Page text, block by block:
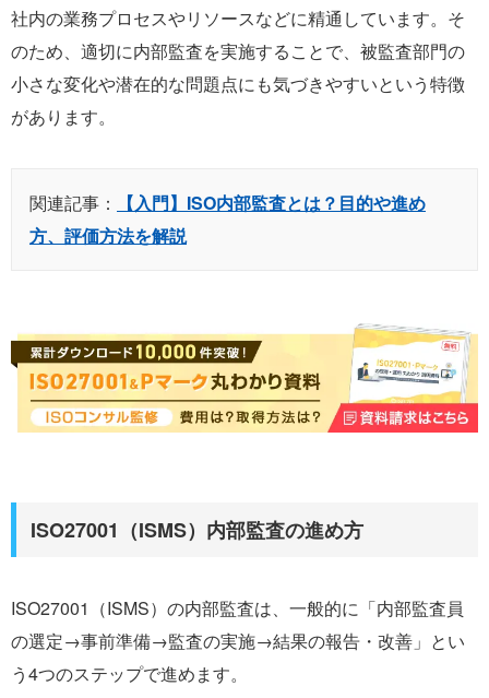
社内の業務プロセスやリソースなどに精通しています。そ
のため、適切に内部監査を実施することで、被監査部門の
小さな変化や潜在的な問題点にも気づきやすいという特徴
があります。
関連記事：
【入門】ISO内部監査とは？目的や進め
方、評価方法を解説
ISO27001（ISMS）内部監査の進め方
ISO27001（ISMS）の内部監査は、一般的に「内部監査員
の選定→事前準備→監査の実施→結果の報告・改善」とい
う4つのステップで進めます。